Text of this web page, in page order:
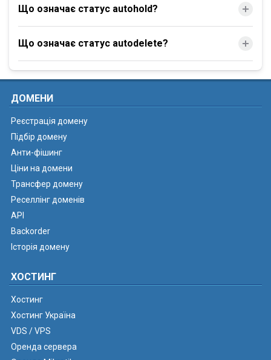
Що означає статус autohold?
Що означає статус autodelete?
ДОМЕНИ
Реєстрація домену
Підбір домену
Анти-фішинг
Ціни на домени
Трансфер домену
Реселлінг доменів
API
Backorder
Історія домену
ХОСТИНГ
Хостинг
Хостинг Україна
VDS / VPS
Оренда сервера